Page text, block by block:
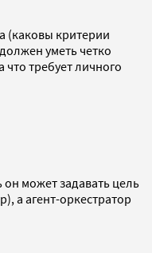
(каковы критерии
уметь четко
требует личного
может задавать цель
а агент-оркестратор